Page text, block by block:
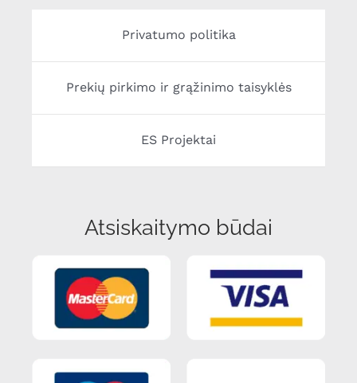
Privatumo politika
Prekių pirkimo ir grąžinimo taisyklės
ES Projektai
Atsiskaitymo būdai